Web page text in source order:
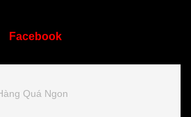
Facebook
Quá Ngon